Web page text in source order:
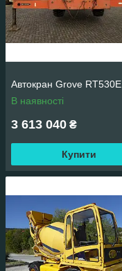
Автокран Grove RT530E.
В наявності
3 613 040 ₴
Купити